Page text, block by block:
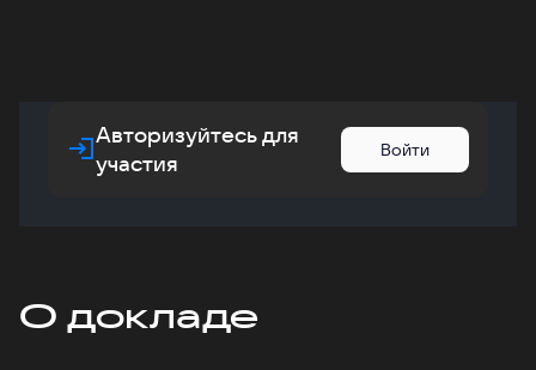
Авторизуйтесь для
участия
Войти
О докладе